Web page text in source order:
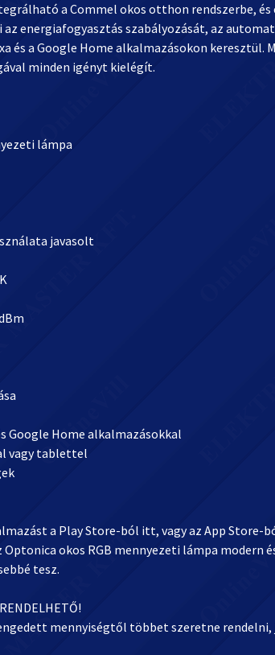
a Commel okos otthon rendszerbe,
energiafogyasztás szabályozását, az
és a Google Home alkalmazásokon
minden igényt kielégít.
lámpa
javasolt
Google Home alkalmazásokkal
vagy tablettel
a Play Store-ból itt, vagy az App
okos RGB mennyezeti lámpa
tesz.
mennyiségtől többet szeretne rendelni,